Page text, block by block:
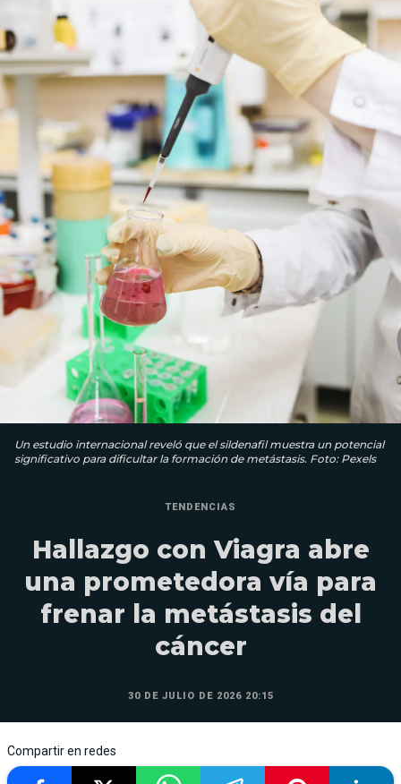
Un estudio internacional reveló que el sildenafil muestra un potencial
significativo para dificultar la formación de metástasis. Foto: Pexels
TENDENCIAS
Hallazgo con Viagra abre
una prometedora vía para
frenar la metástasis del
cáncer
30 DE JULIO DE 2026 20:15
Compartir en redes